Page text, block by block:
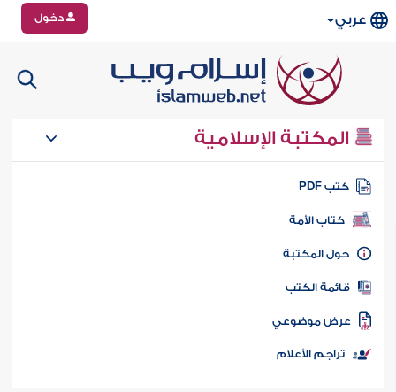
عربي دخول
المكتبة الإسلامية
كتب PDF
كتاب الأمة
المكتبة
الكتب
موضوعي